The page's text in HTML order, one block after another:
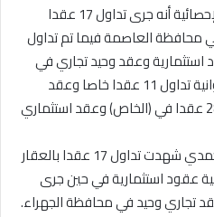
وحول التوزيع الجغرافي أوضحت الإحصائية أنه جرى تداول 17 عقدا
محافظة العاصمة فيما تم تداول
استثمارية وعقد وحيد تجاري في
محافظة حولي فيما شهدت الفروانية تداول 11 عقدا خاصا وعقد
استثماري وحيد بينما جرى تداول 28 عقدا في (الخاص) وعقد استثماري
وذكرت الاحصائية أن محافظة الأحمدي شهدت تداول 17 عقدا بالعقار
عقود استثمارية في حين جرى